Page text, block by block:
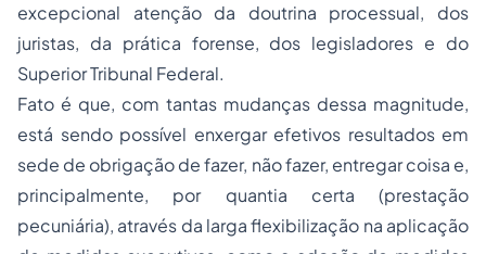
excepcional atenção da doutrina processual, dos
juristas, da prática forense, dos legisladores e do
Superior Tribunal Federal.
Fato é que, com tantas mudanças dessa magnitude,
está sendo possível enxergar efetivos resultados em
sede de obrigação de fazer, não fazer, entregar coisa e,
principalmente, por quantia certa (prestação
pecuniária), através da larga flexibilização na aplicação